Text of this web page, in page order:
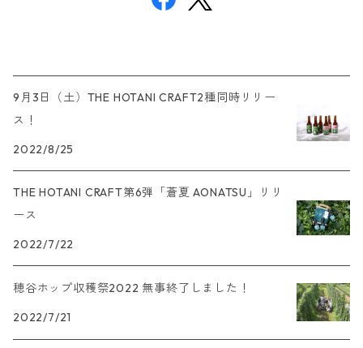
9月3日（土）THE HOTANI CRAFT2種同時リリー
ス！
2022/8/25
THE HOTANI CRAFT第6弾「蒼夏 AONATSU」リリ
ース
2022/7/22
穂谷ホップ収穫祭2022 無事終了しました！
2022/7/21